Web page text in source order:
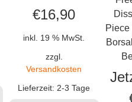
€16,90
inkl. 19 % MwSt.
zzgl.
Versandkosten
Lieferzeit:2-3 Tage
Piece